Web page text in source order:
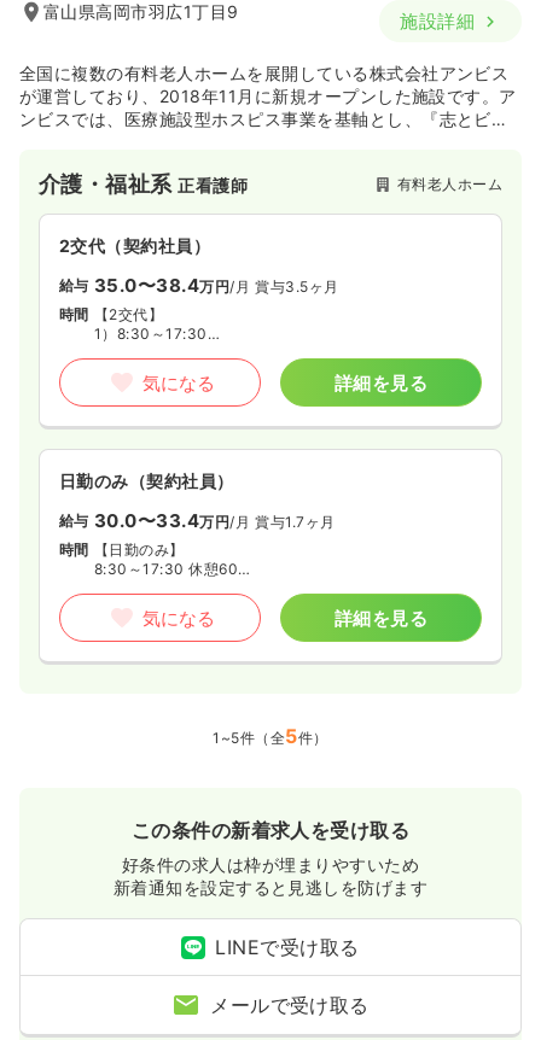
富山県高岡市羽広1丁目9 施設詳細
全国に複数の有料老人ホームを展開している株式会社アンビス
が運営しており、2018年11月に新規オープンした施設です。ア
ンビスでは、医療施設型ホスピス事業を基軸とし、『志とビジ
師・介護士による訪問ケア対応が可能な『医療特化型施設』と
なっています。医療依存度が高い方に向けた新しいお住まいの
提案をしています。
介護・福祉系正看護師 有料老人ホーム
2交代（契約社員）
給与 35.0〜38.4万円/月 賞与3.5ヶ月
時間
【2交代】
1）8:30～17:30
※夜勤明けの次の日は基本お休み
※日勤常勤、夜勤に制限がある場合も是非ご相談くださ
い！
気になる 詳細を見る
日勤のみ（契約社員）
給与 30.0〜33.4万円/月 賞与1.7ヶ月
時間
【日勤のみ】
8:30～17:30 休憩60分
※早番・遅番 導入予定
気になる 詳細を見る
1~5件（全5件）
この条件の新着求人を受け取る
好条件の求人は枠が埋まりやすいため
新着通知を設定すると見逃しを防げます
LINEで受け取る
メールで受け取る